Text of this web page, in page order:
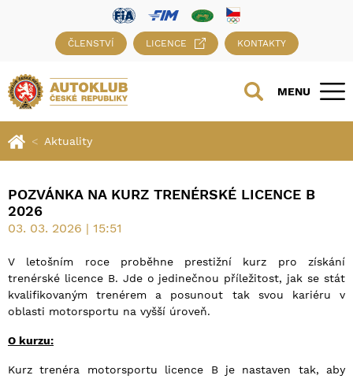
ČLENSTVÍ LICENCE KONTAKTY
MENU
Aktuality
POZVÁNKA NA KURZ TRENÉRSKÉ LICENCE B
2026
03. 03. 2026 | 15:51
V letošním roce proběhne prestižní kurz pro získání
trenérské licence B. Jde o jedinečnou příležitost, jak se stát
kvalifikovaným trenérem a posunout tak svou kariéru v
oblasti motorsportu na vyšší úroveň.
O kurzu:
Kurz trenéra motorsportu licence B je nastaven tak, aby